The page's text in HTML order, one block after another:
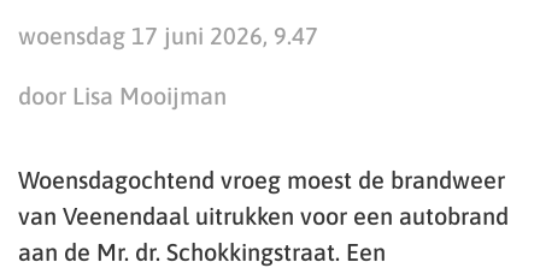
woensdag 17 juni 2026, 9.47
door Lisa Mooijman
Woensdagochtend vroeg moest de brandweer
van Veenendaal uitrukken voor een autobrand
aan de Mr. dr. Schokkingstraat. Een